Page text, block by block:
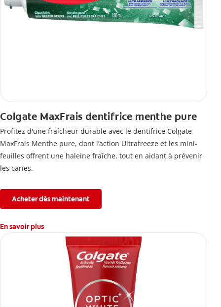
Colgate MaxFrais dentifrice menthe pure
Profitez d'une fraîcheur durable avec le dentifrice Colgate
MaxFrais Menthe pure, dont l’action Ultrafreeze et les mini-
feuilles offrent une haleine fraîche, tout en aidant à prévenir
les caries.
Acheter dès maintenant
En savoir plus